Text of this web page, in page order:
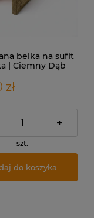
belka na sufit
| Ciemny Dąb
zł
+
szt.
do koszyka